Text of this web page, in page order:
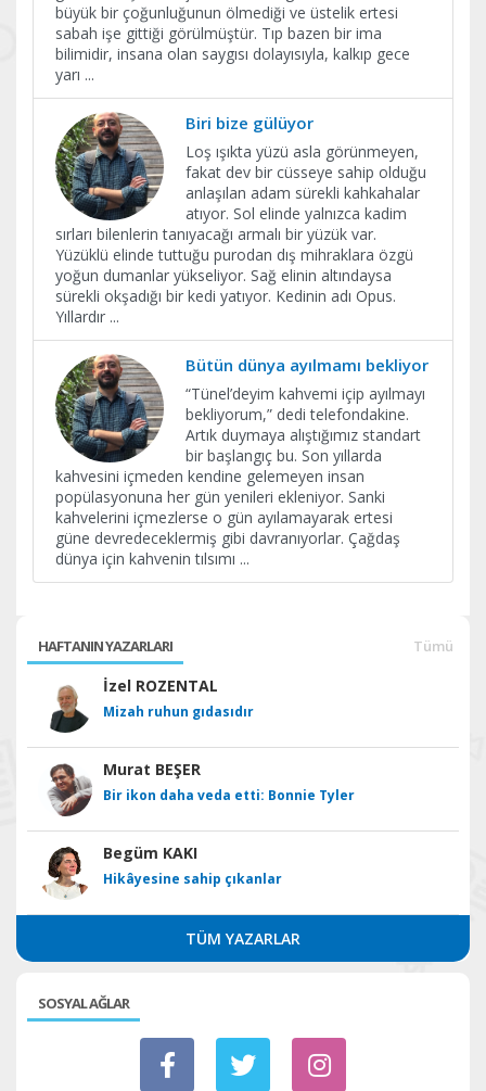
büyük bir çoğunluğunun ölmediği ve üstelik ertesi
sabah işe gittiği görülmüştür. Tıp bazen bir ima
bilimidir, insana olan saygısı dolayısıyla, kalkıp gece
yarı ...
Biri bize gülüyor
Loş ışıkta yüzü asla görünmeyen,
fakat dev bir cüsseye sahip olduğu
anlaşılan adam sürekli kahkahalar
atıyor. Sol elinde yalnızca kadim
sırları bilenlerin tanıyacağı armalı bir yüzük var.
Yüzüklü elinde tuttuğu purodan dış mihraklara özgü
yoğun dumanlar yükseliyor. Sağ elinin altındaysa
sürekli okşadığı bir kedi yatıyor. Kedinin adı Opus.
Yıllardır ...
Bütün dünya ayılmamı bekliyor
“Tünel’deyim kahvemi içip ayılmayı
bekliyorum,” dedi telefondakine.
Artık duymaya alıştığımız standart
bir başlangıç bu. Son yıllarda
kahvesini içmeden kendine gelemeyen insan
popülasyonuna her gün yenileri ekleniyor. Sanki
kahvelerini içmezlerse o gün ayılamayarak ertesi
güne devredeceklermiş gibi davranıyorlar. Çağdaş
dünya için kahvenin tılsımı ...
HAFTANIN YAZARLARI Tümü
İzel ROZENTAL
Mizah ruhun gıdasıdır
Murat BEŞER
Bir ikon daha veda etti: Bonnie Tyler
Begüm KAKI
Hikâyesine sahip çıkanlar
TÜM YAZARLAR
SOSYAL AĞLAR